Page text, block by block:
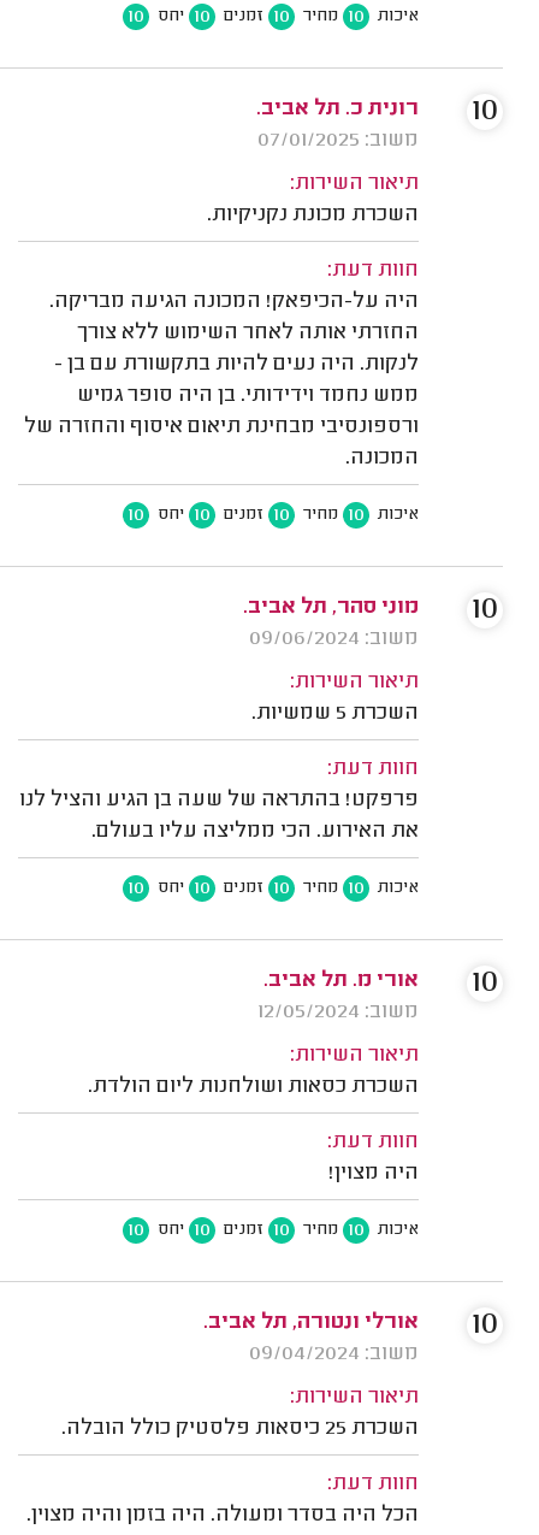
איכות 10 מחיר 10 זמנים 10 יחס 10
רונית כ. תל אביב.
משוב: 07/01/2025
תיאור השירות:
השכרת מכונת נקניקיות.
חוות דעת:
היה על-הכיפאק! המכונה הגיעה מבריקה.
החזרתי אותה לאחר השימוש ללא צורך
לנקות. היה נעים להיות בתקשורת עם בן -
ממש נחמד וידידותי. בן היה סופר גמיש
ורספונסיבי מבחינת תיאום איסוף והחזרה של
המכונה.
איכות 10 מחיר 10 זמנים 10 יחס 10
10
מוני סהר, תל אביב.
משוב: 09/06/2024
תיאור השירות:
השכרת 5 שמשיות.
חוות דעת:
פרפקט! בהתראה של שעה בן הגיע והציל לנו
את האירוע. הכי ממליצה עליו בעולם.
איכות 10 מחיר 10 זמנים 10 יחס 10
10
אורי מ. תל אביב.
משוב: 12/05/2024
תיאור השירות:
השכרת כסאות ושולחנות ליום הולדת.
חוות דעת:
היה מצוין!
איכות 10 מחיר 10 זמנים 10 יחס 10
10
אורלי ונטורה, תל אביב.
משוב: 09/04/2024
תיאור השירות:
השכרת 25 כיסאות פלסטיק כולל הובלה.
חוות דעת:
הכל היה בסדר ומעולה. היה בזמן והיה מצוין.
10